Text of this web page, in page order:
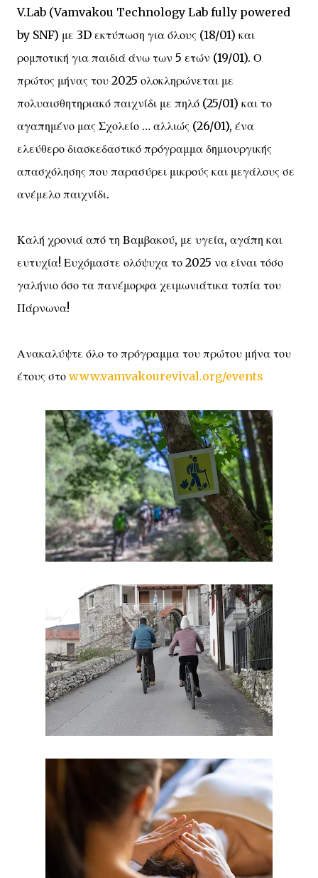
V.Lab (Vamvakou Technology Lab fully powered
by SNF) με 3D εκτύπωση για όλους (18/01) και
ρομποτική για παιδιά άνω των 5 ετών (19/01). Ο
πρώτος μήνας του 2025 ολοκληρώνεται με
πολυαισθητηριακό παιχνίδι με πηλό (25/01) και το
αγαπημένο μας Σχολείο … αλλιώς (26/01), ένα
ελεύθερο διασκεδαστικό πρόγραμμα δημιουργικής
απασχόλησης που παρασύρει μικρούς και μεγάλους σε
ανέμελο παιχνίδι.
Καλή χρονιά από τη Βαμβακού, με υγεία, αγάπη και
ευτυχία! Ευχόμαστε ολόψυχα το 2025 να είναι τόσο
γαλήνιο όσο τα πανέμορφα χειμωνιάτικα τοπία του
Πάρνωνα!
Ανακαλύψτε όλο το πρόγραμμα του πρώτου μήνα του
έτους στο www.vamvakourevival.org/events